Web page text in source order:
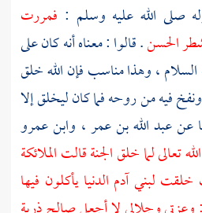
صلى الله عليه وسلم : فمررت
الحسن. قالوا : معناه أنه كان على
السلام ، وهذا مناسب فإن الله خلق
فيه من روحه فما كان ليخلق إلا
عنعبد الله بن عمر، وابن عمرو
تعالى لما خلق الجنة قالت الملائكة
خلقت لبنيآدم الدنيا يأكلون فيها